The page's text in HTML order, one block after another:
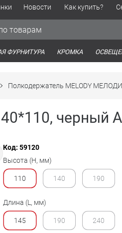
Новости Как купить?
ФУРНИТУРА КРОМКА
Полкодержатель MELODY МЕЛОДИ
черный
Код: 59120
Высота (H, мм)
110 140 190
Длина (L, мм)
145 190 240